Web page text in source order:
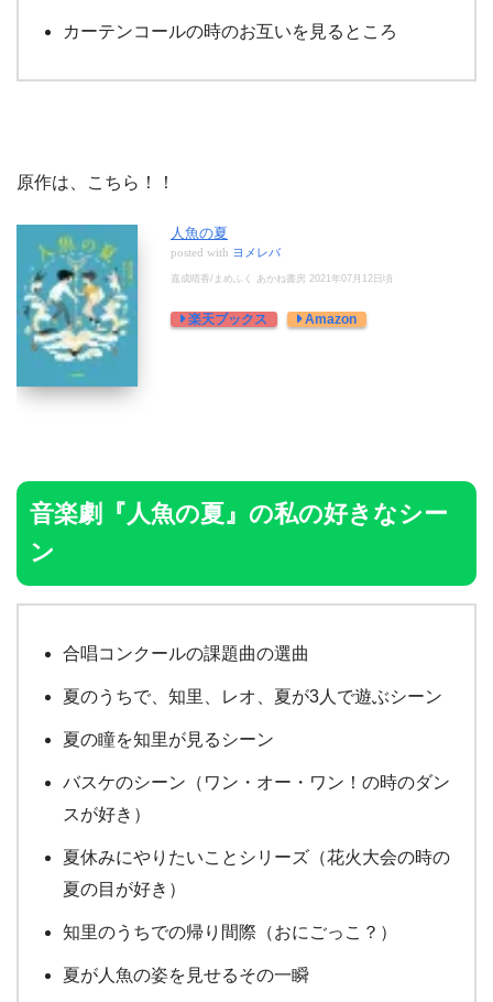
カーテンコールの時のお互いを見るところ
原作は、こちら！！
人魚の夏
posted with ヨメレバ
嘉成晴香/まめふく あかね書房 2021年07月12日頃
楽天ブックス Amazon
音楽劇『人魚の夏』の私の好きなシー
ン
合唱コンクールの課題曲の選曲
夏のうちで、知里、レオ、夏が3人で遊ぶシーン
夏の瞳を知里が見るシーン
バスケのシーン（ワン・オー・ワン！の時のダン
スが好き）
夏休みにやりたいことシリーズ（花火大会の時の
夏の目が好き）
知里のうちでの帰り間際（おにごっこ？）
夏が人魚の姿を見せるその一瞬